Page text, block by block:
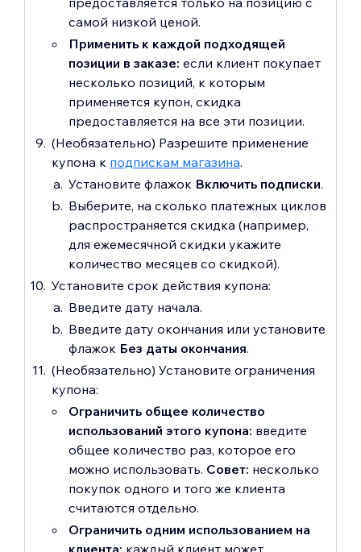
самой низкой ценой.
Применить к каждой подходящей
позиции в заказе: если клиент покупает
несколько позиций, к которым
применяется купон, скидка
предоставляется на все эти позиции.
(Необязательно) Разрешите применение
купона к подпискам магазина.
Установите флажок Включить подписки.
Выберите, на сколько платежных циклов
распространяется скидка (например,
для ежемесячной скидки укажите
количество месяцев со скидкой).
Установите срок действия купона:
Введите дату начала.
Введите дату окончания или установите
флажок Без даты окончания.
(Необязательно) Установите ограничения
купона:
Ограничить общее количество
использований этого купона: введите
общее количество раз, которое его
можно использовать. Совет: несколько
покупок одного и того же клиента
считаются отдельно.
Ограничить одним использованием на
клиента: каждый клиент может